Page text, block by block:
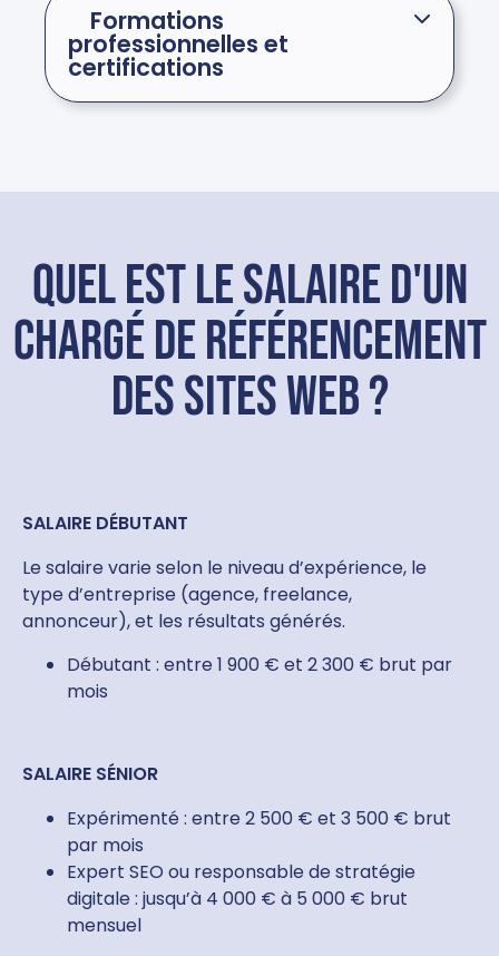
Formations
professionnelles et
certifications
Quel est le salaire d'un
Chargé de référencement
des sites web ?
SALAIRE DÉBUTANT
Le salaire varie selon le niveau d’expérience, le
type d’entreprise (agence, freelance,
annonceur), et les résultats générés.
Débutant : entre 1 900 € et 2 300 € brut par
mois
SALAIRE SÉNIOR
Expérimenté : entre 2 500 € et 3 500 € brut
par mois
Expert SEO ou responsable de stratégie
digitale : jusqu’à 4 000 € à 5 000 € brut
mensuel